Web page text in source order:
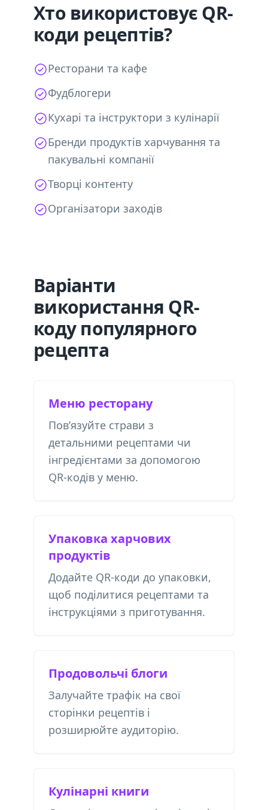
Хто використовує QR-
коди рецептів?
Ресторани та кафе
Фудблогери
Кухарі та інструктори з кулінарії
Бренди продуктів харчування та
пакувальні компанії
Творці контенту
Організатори заходів
Варіанти
використання QR-
коду популярного
рецепта
Меню ресторану
Пов’язуйте страви з
детальними рецептами чи
інгредієнтами за допомогою
QR-кодів у меню.
Упаковка харчових
продуктів
Додайте QR-коди до упаковки,
щоб поділитися рецептами та
інструкціями з приготування.
Продовольчі блоги
Залучайте трафік на свої
сторінки рецептів і
розширюйте аудиторію.
Кулінарні книги